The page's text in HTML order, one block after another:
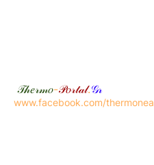
𝒯𝒽𝑒𝓇𝓂𝑜-𝒫𝑜𝓇𝓉𝒶𝓁.𝒢𝓇
www.facebook.com/thermonea